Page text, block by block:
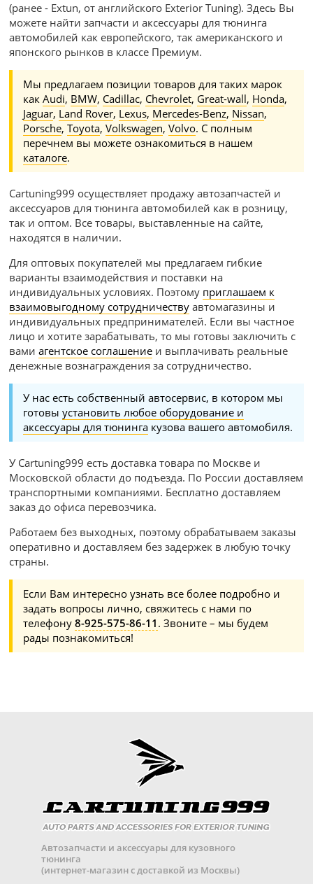
(ранее - Extun, от английского Exterior Tuning). Здесь Вы
можете найти запчасти и аксессуары для тюнинга
автомобилей как европейского, так американского и
японского рынков в классе Премиум.
Мы предлагаем позиции товаров для таких марок
какAudi, BMW, Cadillac, Chevrolet, Great-wall, Honda,
Jaguar, Land Rover, Lexus, Mercedes-Benz, Nissan,
Porsche,Toyota,Volkswagen,Volvo. С полным
перечнем вы можете ознакомиться в нашем
каталоге.
Cartuning999 осуществляет продажу автозапчастей и
аксессуаров для тюнинга автомобилей как в розницу,
так и оптом. Все товары, выставленные на сайте,
находятся в наличии.
Для оптовых покупателей мы предлагаем гибкие
варианты взаимодействия и поставки на
индивидуальных условиях. Поэтому приглашаем к
взаимовыгодному сотрудничеству автомагазины и
индивидуальных предпринимателей. Если вы частное
лицо и хотите зарабатывать, то мы готовы заключить с
вамиагентское соглашение и выплачивать реальные
денежные вознаграждения за сотрудничество.
У нас есть собственный автосервис, в котором мы
готовыустановить любое оборудование и
аксессуары для тюнинга кузова вашего автомобиля.
У Cartuning999 есть доставка товара по Москве и
Московской области до подъезда. По России доставляем
транспортными компаниями. Бесплатно доставляем
заказ до офиса перевозчика.
Работаем без выходных, поэтому обрабатываем заказы
оперативно и доставляем без задержек в любую точку
страны.
Если Вам интересно узнать все более подробно и
задать вопросы лично, свяжитесь с нами по
телефону8-925-575-86-11 . Звоните – мы будем
рады познакомиться!
Автозапчасти и аксессуары для кузовного
тюнинга
(интернет-магазин с доставкой из Москвы)